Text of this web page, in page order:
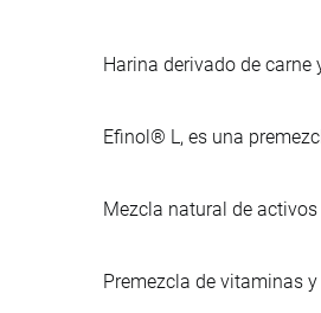
Harina derivado de
Efinol® L, es una
Mezcla natural de
Premezcla de vitaminas